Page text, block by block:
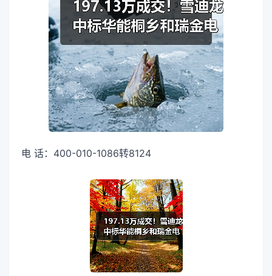
电 话：400-010-1086转8124